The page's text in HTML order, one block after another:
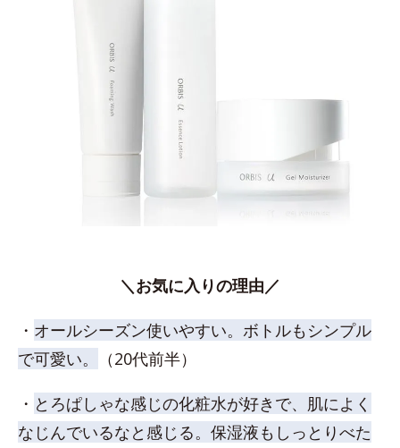
＼お気に入りの理由／
・ オールシーズン使いやすい。ボトルもシンプル
で可愛い。
（20代前半）
・ とろぱしゃな感じの化粧水が好きで、肌によく
なじんでいるなと感じる。保湿液もしっとりべた